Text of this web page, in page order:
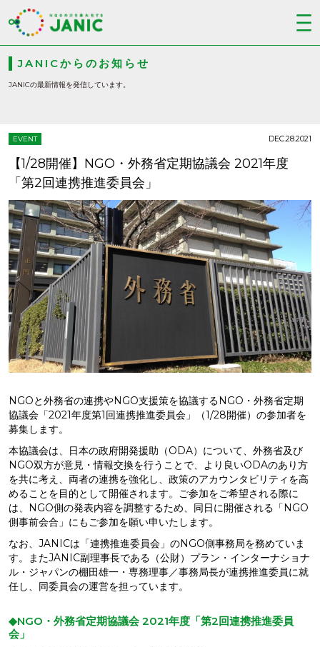
JANICからのお知らせ
JANICの最新情報を発信しています。
EVENT
【1/28開催】NGO・外務省定期協議会 2021年度
「第2回連携推進委員会」
DEC.28.2021
NGOと外務省の連携やNGO支援策を協議するNGO・外務省定期
協議会「2021年度第1回連携推進委員会」（1/28開催）の参加者を
募集します。
本協議会は、日本の政府開発援助（ODA）について、外務省及び
NGO双方が意見・情報交換を行うことで、より良いODAのあり方
を共に考え、両者の連携を強化し、政策のアカウンタビリティを高
めることを目的として開催されます。ご参加をご希望される際に
は、NGO側の発表内容を調整するため、同日に開催される「NGO
側事前会合」にもご参加を願い申いたします。
なお、JANICは「連携推進委員会」のNGO側事務局を務めていま
す。またJANIC副理事長である（公財）プラン・インターナショナ
ル・ジャパンの棚田雄一・専務理事／事務局長が連携推進委員に就
任し、同委員会の運営を担っています。
◆NGO・外務省定期協議会 2021年度「第2回連携推進委員
会」